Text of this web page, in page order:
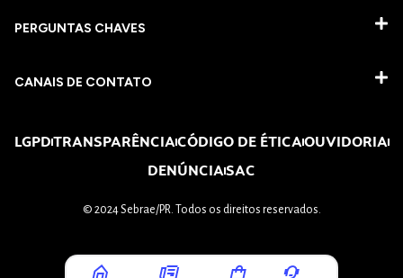
PERGUNTAS CHAVES​
CANAIS DE CONTATO
LGPDTRANSPARÊNCIACÓDIGO DE ÉTICAOUVIDORIA
DENÚNCIASAC
© 2024 Sebrae/PR. Todos os direitos reservados.